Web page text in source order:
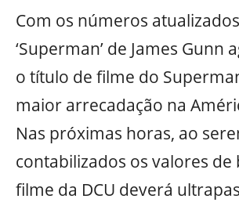
Com os números
‘Superman’ de James Gunn
o título de filme do
maior arrecadação na
Nas próximas horas, ao
contabilizados os valores de
filme da DCU deverá